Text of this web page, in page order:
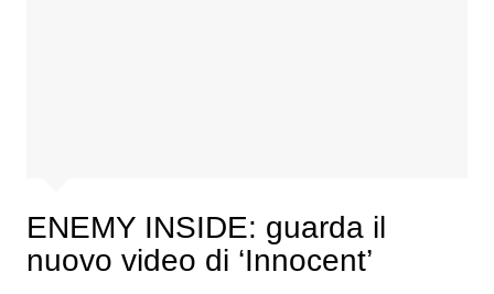
ENEMY INSIDE: guarda il
nuovo video di ‘Innocent’